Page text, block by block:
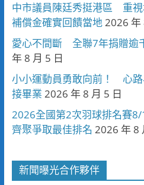
中市議員陳廷秀挺港區 重
補償金確實回饋當地2026 年
愛心不間斷 全聯7年捐贈逾
年 8 月 5 日
小小運動員勇敢向前！ 心
接畢業 2026 年 8 月 5 日
2026全國第2次羽球排名賽
齊聚爭取最佳排名 2026 年 8
新聞曝光合作夥伴